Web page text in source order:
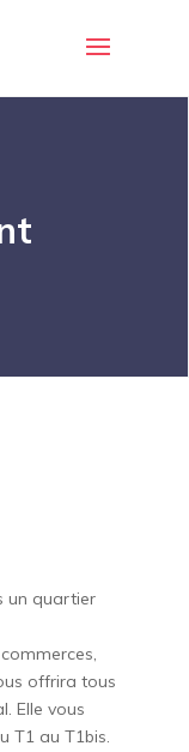
un quartier
offrira tous
Elle vous
T1 au T1bis.